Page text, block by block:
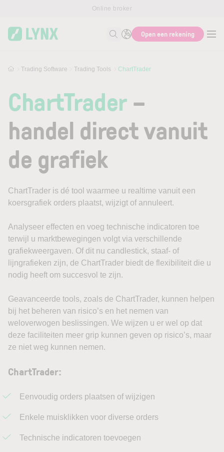
Online broker
Zoek naar informatie
Open een rekening
Trading Software Trading Tools ChartTrader
ChartTrader–
handel direct vanuit
de grafiek
ChartTrader is dé tool waarmee u realtime vanuit een
koersgrafiek orders plaatst, wijzigt of annuleert.
Analyseer effecten en voeg technische indicatoren toe
terwijl u marktbewegingen volgt via verschillende
grafiekweergaven. Of dit nu candlestick, staaf- of
lijngrafieken zijn, de ChartTrader biedt de flexibiliteit die u
nodig heeft om succesvol te zijn.
Geavanceerde tools, zoals de ChartTrader, kunnen helpen
bij het beheren van risico’s en het nemen van
weloverwogen beslissingen. We wijzen u er wel op dat
deze faciliteiten meer grip kunnen geven op risico’s, maar
ze niet weg kunnen nemen.
ChartTrader:
Eenvoudig orders plaatsen of wijzigen
Enkele muisklikken voor diverse orders
Technische indicatoren toevoegen